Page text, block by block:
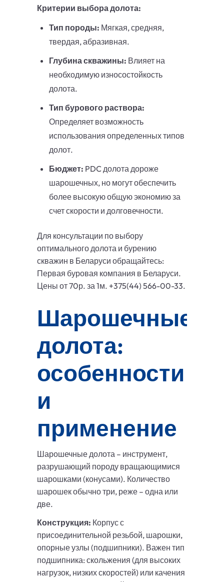
Критерии выбора долота:
Тип породы: Мягкая, средняя,
твердая, абразивная.
Глубина скважины: Влияет на
необходимую износостойкость
долота.
Тип бурового раствора:
Определяет возможность
использования определенных типов
долот.
Бюджет: PDC долота дороже
шарошечных, но могут обеспечить
более высокую общую экономию за
счет скорости и долговечности.
Для консультации по выбору
оптимального долота и бурению
скважин в Беларуси обращайтесь:
Первая буровая компания в Беларуси.
Цены от 70р. за 1м. +375(44) 566-00-33.
Шарошечные
долота:
особенности
и
применение
Шарошечные долота – инструмент,
разрушающий породу вращающимися
шарошками (конусами). Количество
шарошек обычно три, реже – одна или
две.
Конструкция: Корпус с
присоединительной резьбой, шарошки,
опорные узлы (подшипники). Важен тип
подшипника: скольжения (для высоких
нагрузок, низких скоростей) или качения